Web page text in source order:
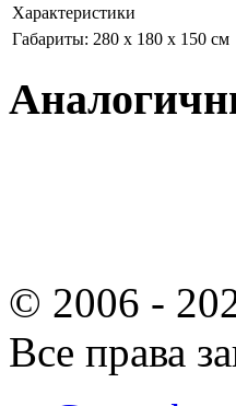
Характеристики
Габариты: 280 х 180 х 150 см
© 2006 -
Все права